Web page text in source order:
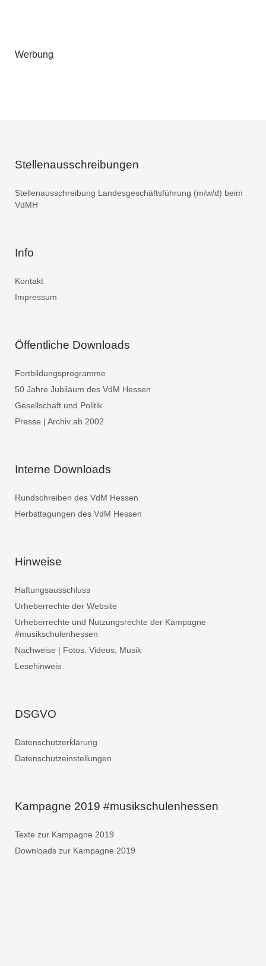
Werbung
Stellenausschreibungen
Stellenausschreibung Landesgeschäftsführung (m/w/d) beim
VdMH
Info
Kontakt
Impressum
Öffentliche Downloads
Fortbildungsprogramme
50 Jahre Jubiläum des VdM Hessen
Gesellschaft und Politik
Presse | Archiv ab 2002
Interne Downloads
Rundschreiben des VdM Hessen
Herbsttagungen des VdM Hessen
Hinweise
Haftungsausschluss
Urheberrechte der Website
Urheberrechte und Nutzungsrechte der Kampagne
#musikschulenhessen
Nachweise | Fotos, Videos, Musik
Lesehinweis
DSGVO
Datenschutzerklärung
Datenschutzeinstellungen
Kampagne 2019 #musikschulenhessen
Texte zur Kampagne 2019
Downloads zur Kampagne 2019